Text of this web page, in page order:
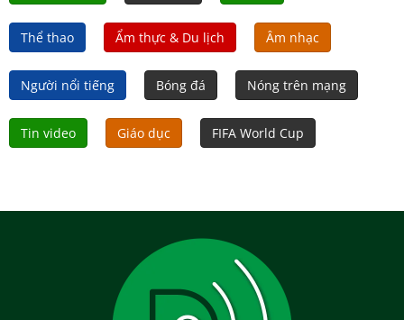
Thể thao Ẩm thực & Du lịch Âm nhạc
Người nổi tiếng Bóng đá Nóng trên mạng
Tin video Giáo dục FIFA World Cup